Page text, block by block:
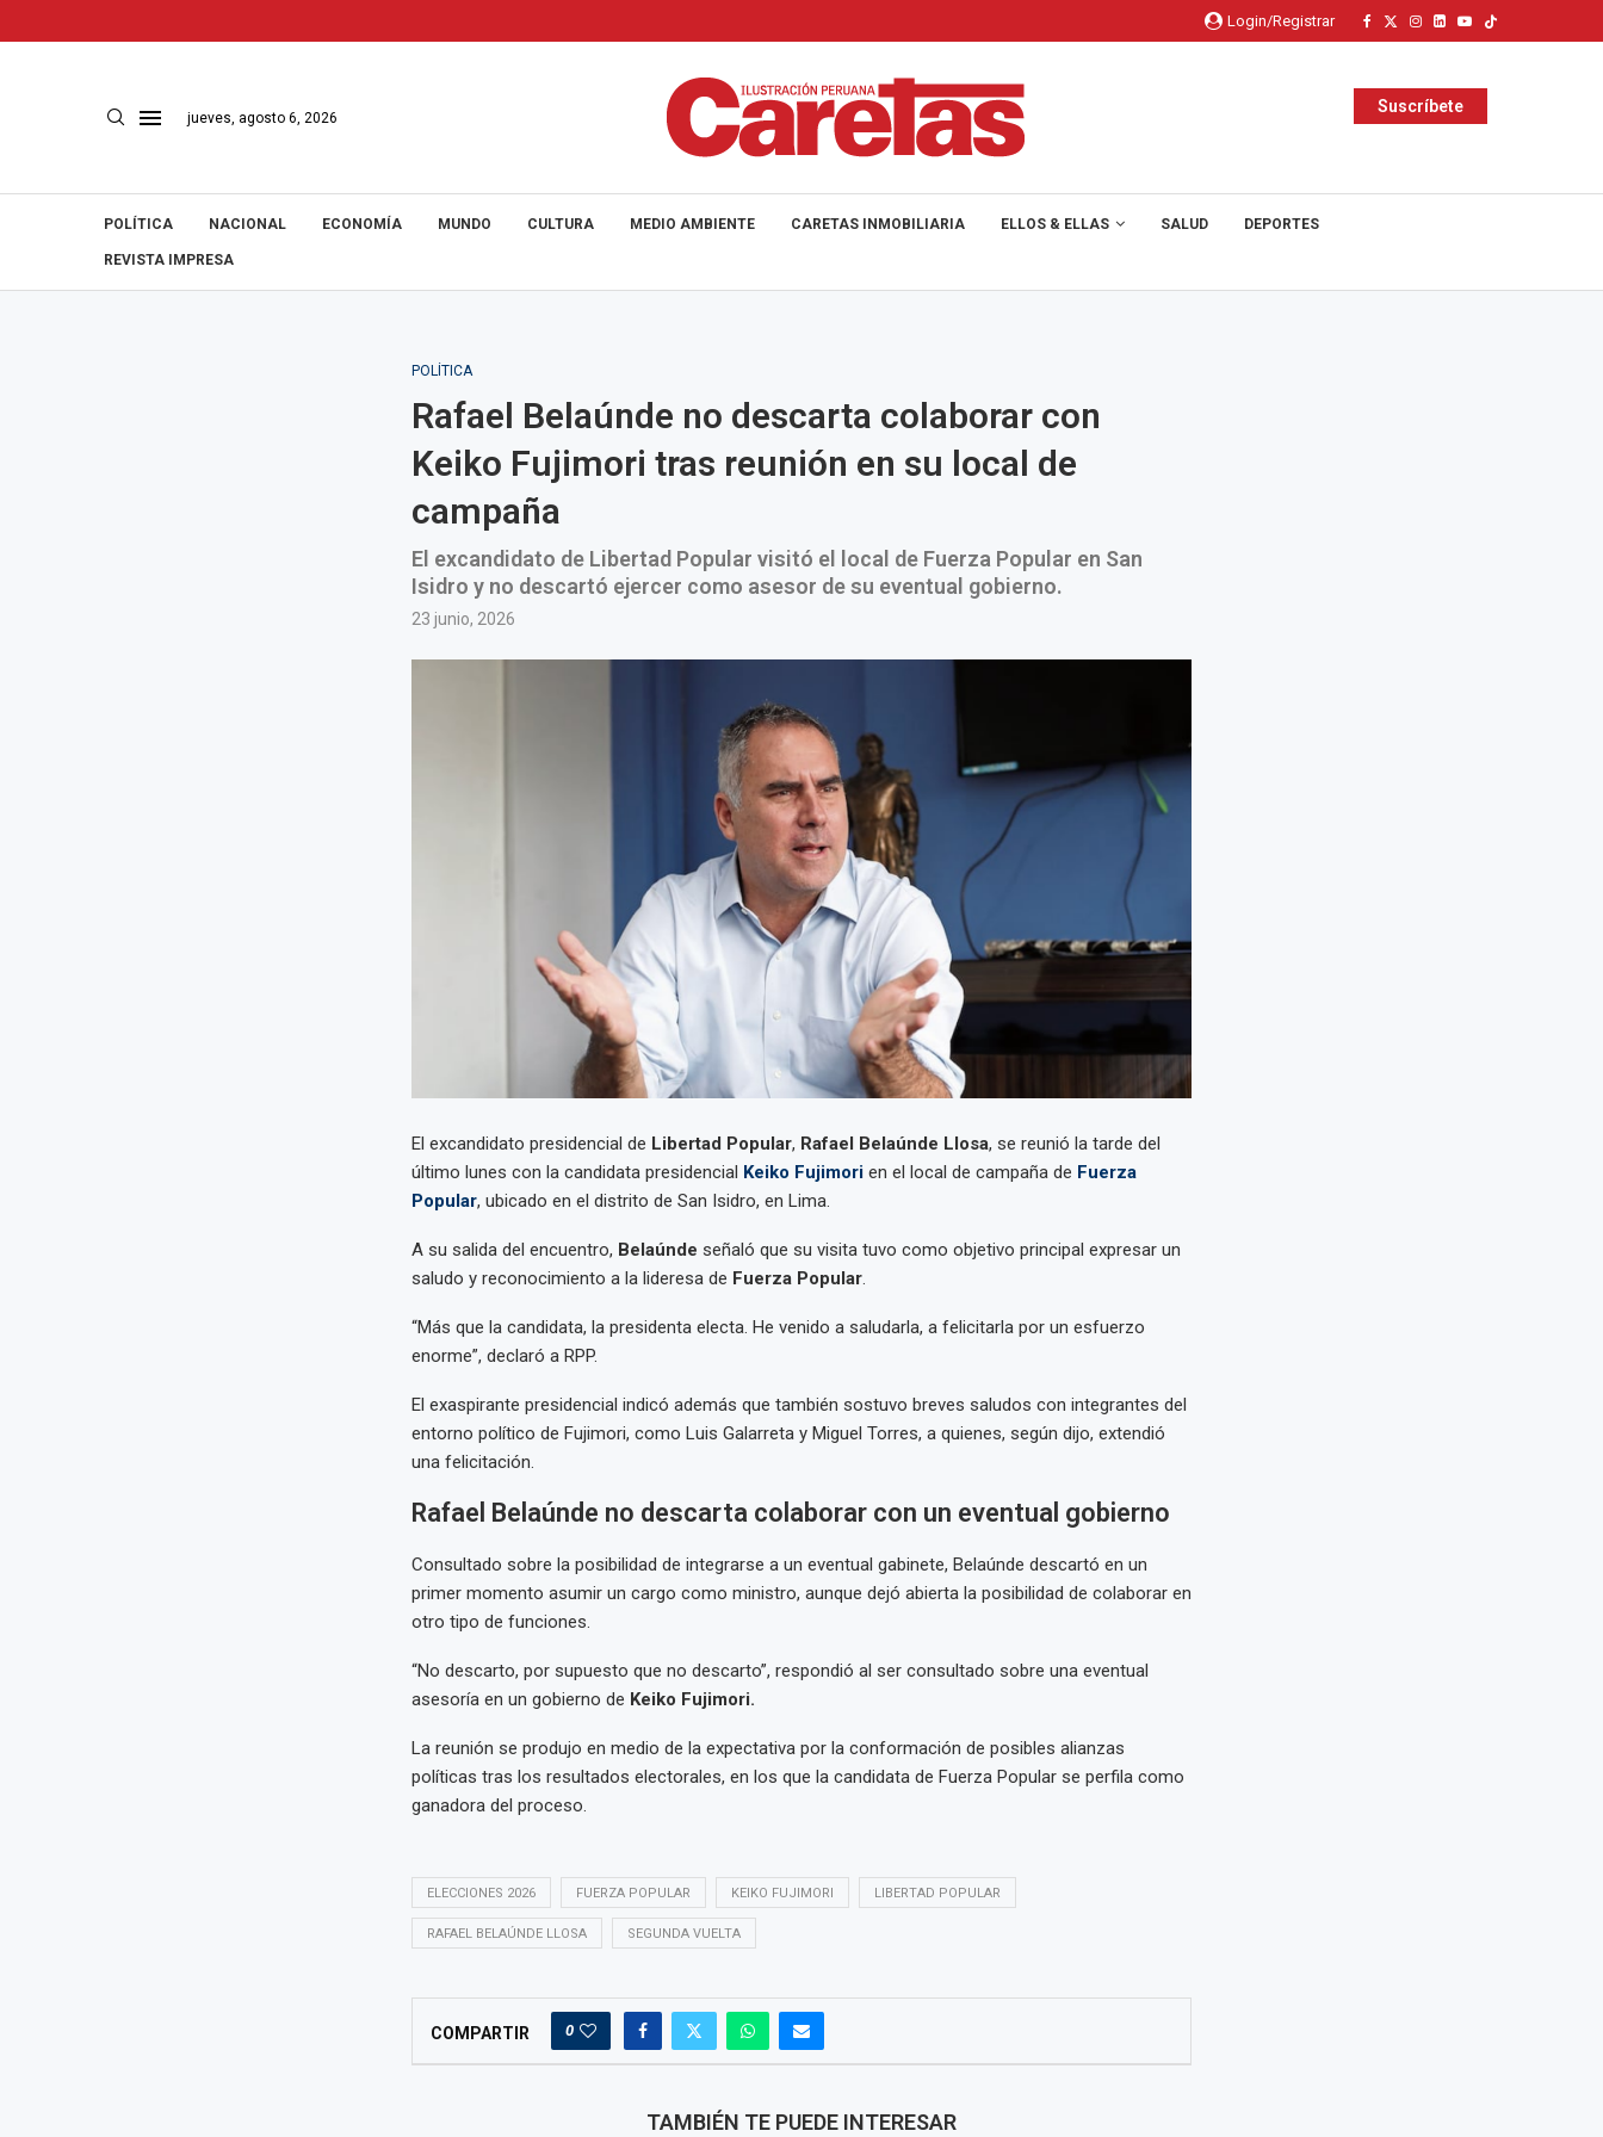
Login/Registrar
jueves, agosto 6, 2026
Suscríbete
POLÍTICA NACIONAL ECONOMÍA MUNDO CULTURA MEDIO AMBIENTE CARETAS INMOBILIARIA ELLOS & ELLAS SALUD DEPORTES
REVISTA IMPRESA
POLÍTICA
Rafael Belaúnde no descarta colaborar con
Keiko Fujimori tras reunión en su local de
campaña
El excandidato de Libertad Popular visitó el local de Fuerza Popular en San
Isidro y no descartó ejercer como asesor de su eventual gobierno.
23 junio, 2026
El excandidato presidencial de Libertad Popular, Rafael Belaúnde Llosa, se reunió la tarde del
último lunes con la candidata presidencial Keiko Fujimori en el local de campaña de Fuerza
Popular, ubicado en el distrito de San Isidro, en Lima.
A su salida del encuentro, Belaúnde señaló que su visita tuvo como objetivo principal expresar un
saludo y reconocimiento a la lideresa de Fuerza Popular.
“Más que la candidata, la presidenta electa. He venido a saludarla, a felicitarla por un esfuerzo
enorme”, declaró a RPP.
El exaspirante presidencial indicó además que también sostuvo breves saludos con integrantes del
entorno político de Fujimori, como Luis Galarreta y Miguel Torres, a quienes, según dijo, extendió
una felicitación.
Rafael Belaúnde no descarta colaborar con un eventual gobierno
Consultado sobre la posibilidad de integrarse a un eventual gabinete, Belaúnde descartó en un
primer momento asumir un cargo como ministro, aunque dejó abierta la posibilidad de colaborar en
otro tipo de funciones.
“No descarto, por supuesto que no descarto”, respondió al ser consultado sobre una eventual
asesoría en un gobierno de Keiko Fujimori.
La reunión se produjo en medio de la expectativa por la conformación de posibles alianzas
políticas tras los resultados electorales, en los que la candidata de Fuerza Popular se perfila como
ganadora del proceso.
ELECCIONES 2026 FUERZA POPULAR KEIKO FUJIMORI LIBERTAD POPULAR
RAFAEL BELAÚNDE LLOSA SEGUNDA VUELTA
COMPARTIR 0
TAMBIÉN TE PUEDE INTERESAR